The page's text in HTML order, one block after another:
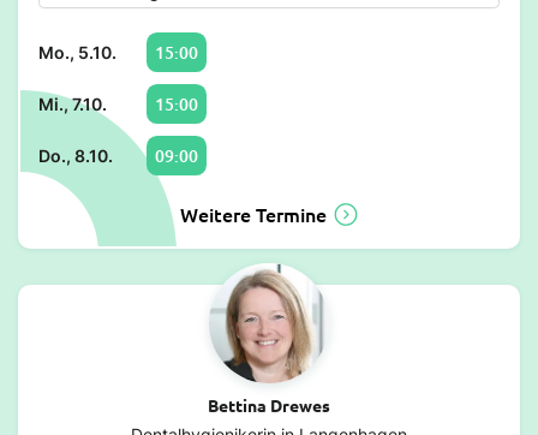
Mo., 5.10. 15:00
Mi., 7.10. 15:00
Do., 8.10. 09:00
Weitere Termine
Bettina Drewes